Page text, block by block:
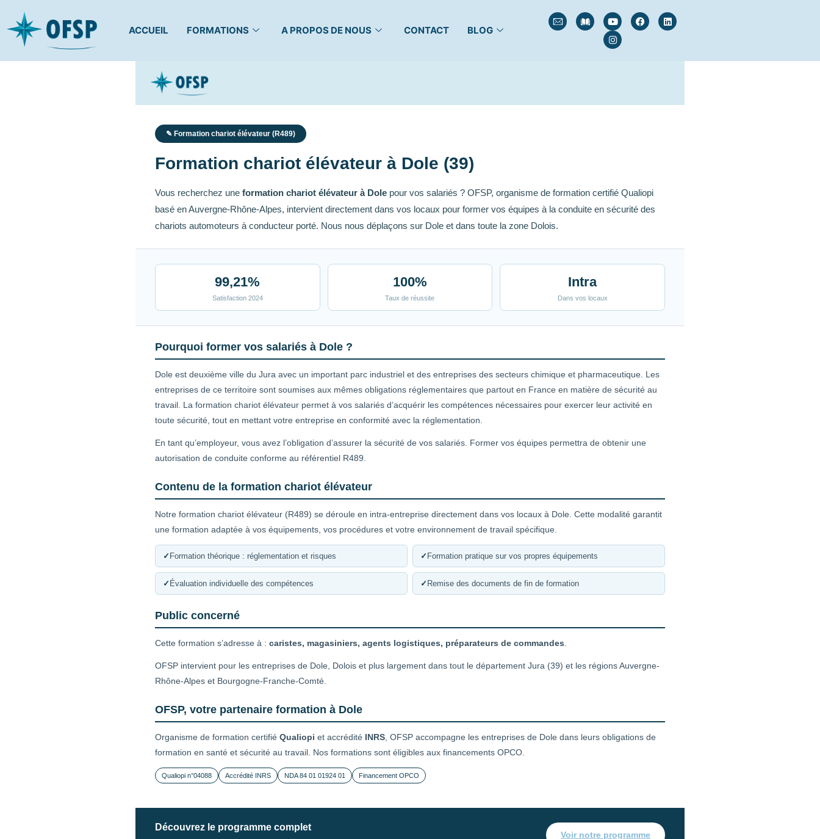
ACCUEIL FORMATIONS A PROPOS DE NOUS CONTACT BLOG
✎ Formation chariot élévateur (R489)
Formation chariot élévateur à Dole (39)
Vous recherchez une formation chariot élévateur à Dole pour vos salariés ? OFSP, organisme de formation certifié Qualiopi
basé en Auvergne-Rhône-Alpes, intervient directement dans vos locaux pour former vos équipes à la conduite en sécurité des
chariots automoteurs à conducteur porté. Nous nous déplaçons sur Dole et dans toute la zone Dolois.
99,21%
Satisfaction 2024
100%
Taux de réussite
Intra
Dans vos locaux
Pourquoi former vos salariés à Dole ?
Dole est deuxième ville du Jura avec un important parc industriel et des entreprises des secteurs chimique et pharmaceutique. Les
entreprises de ce territoire sont soumises aux mêmes obligations réglementaires que partout en France en matière de sécurité au
travail. La formation chariot élévateur permet à vos salariés d’acquérir les compétences nécessaires pour exercer leur activité en
toute sécurité, tout en mettant votre entreprise en conformité avec la réglementation.
En tant qu’employeur, vous avez l’obligation d’assurer la sécurité de vos salariés. Former vos équipes permettra de obtenir une
autorisation de conduite conforme au référentiel R489.
Contenu de la formation chariot élévateur
Notre formation chariot élévateur (R489) se déroule en intra-entreprise directement dans vos locaux à Dole. Cette modalité garantit
une formation adaptée à vos équipements, vos procédures et votre environnement de travail spécifique.
✓ Formation théorique : réglementation et risques ✓ Formation pratique sur vos propres équipements
✓ Évaluation individuelle des compétences ✓ Remise des documents de fin de formation
Public concerné
Cette formation s’adresse à : caristes, magasiniers, agents logistiques, préparateurs de commandes
OFSP intervient pour les entreprises de Dole, Dolois et plus largement dans tout le département Jura (39) et les régions Auvergne-
Rhône-Alpes et Bourgogne-Franche-Comté.
OFSP, votre partenaire formation à Dole
Organisme de formation certifié Qualiopi et accrédité INRS , OFSP accompagne les entreprises de Dole dans leurs obligations de
formation en santé et sécurité au travail. Nos formations sont éligibles aux financements OPCO.
Qualiopi n°04088 Accrédité INRS NDA 84 01 01924 01 Financement OPCO
Découvrez le programme complet
Voir notre programme